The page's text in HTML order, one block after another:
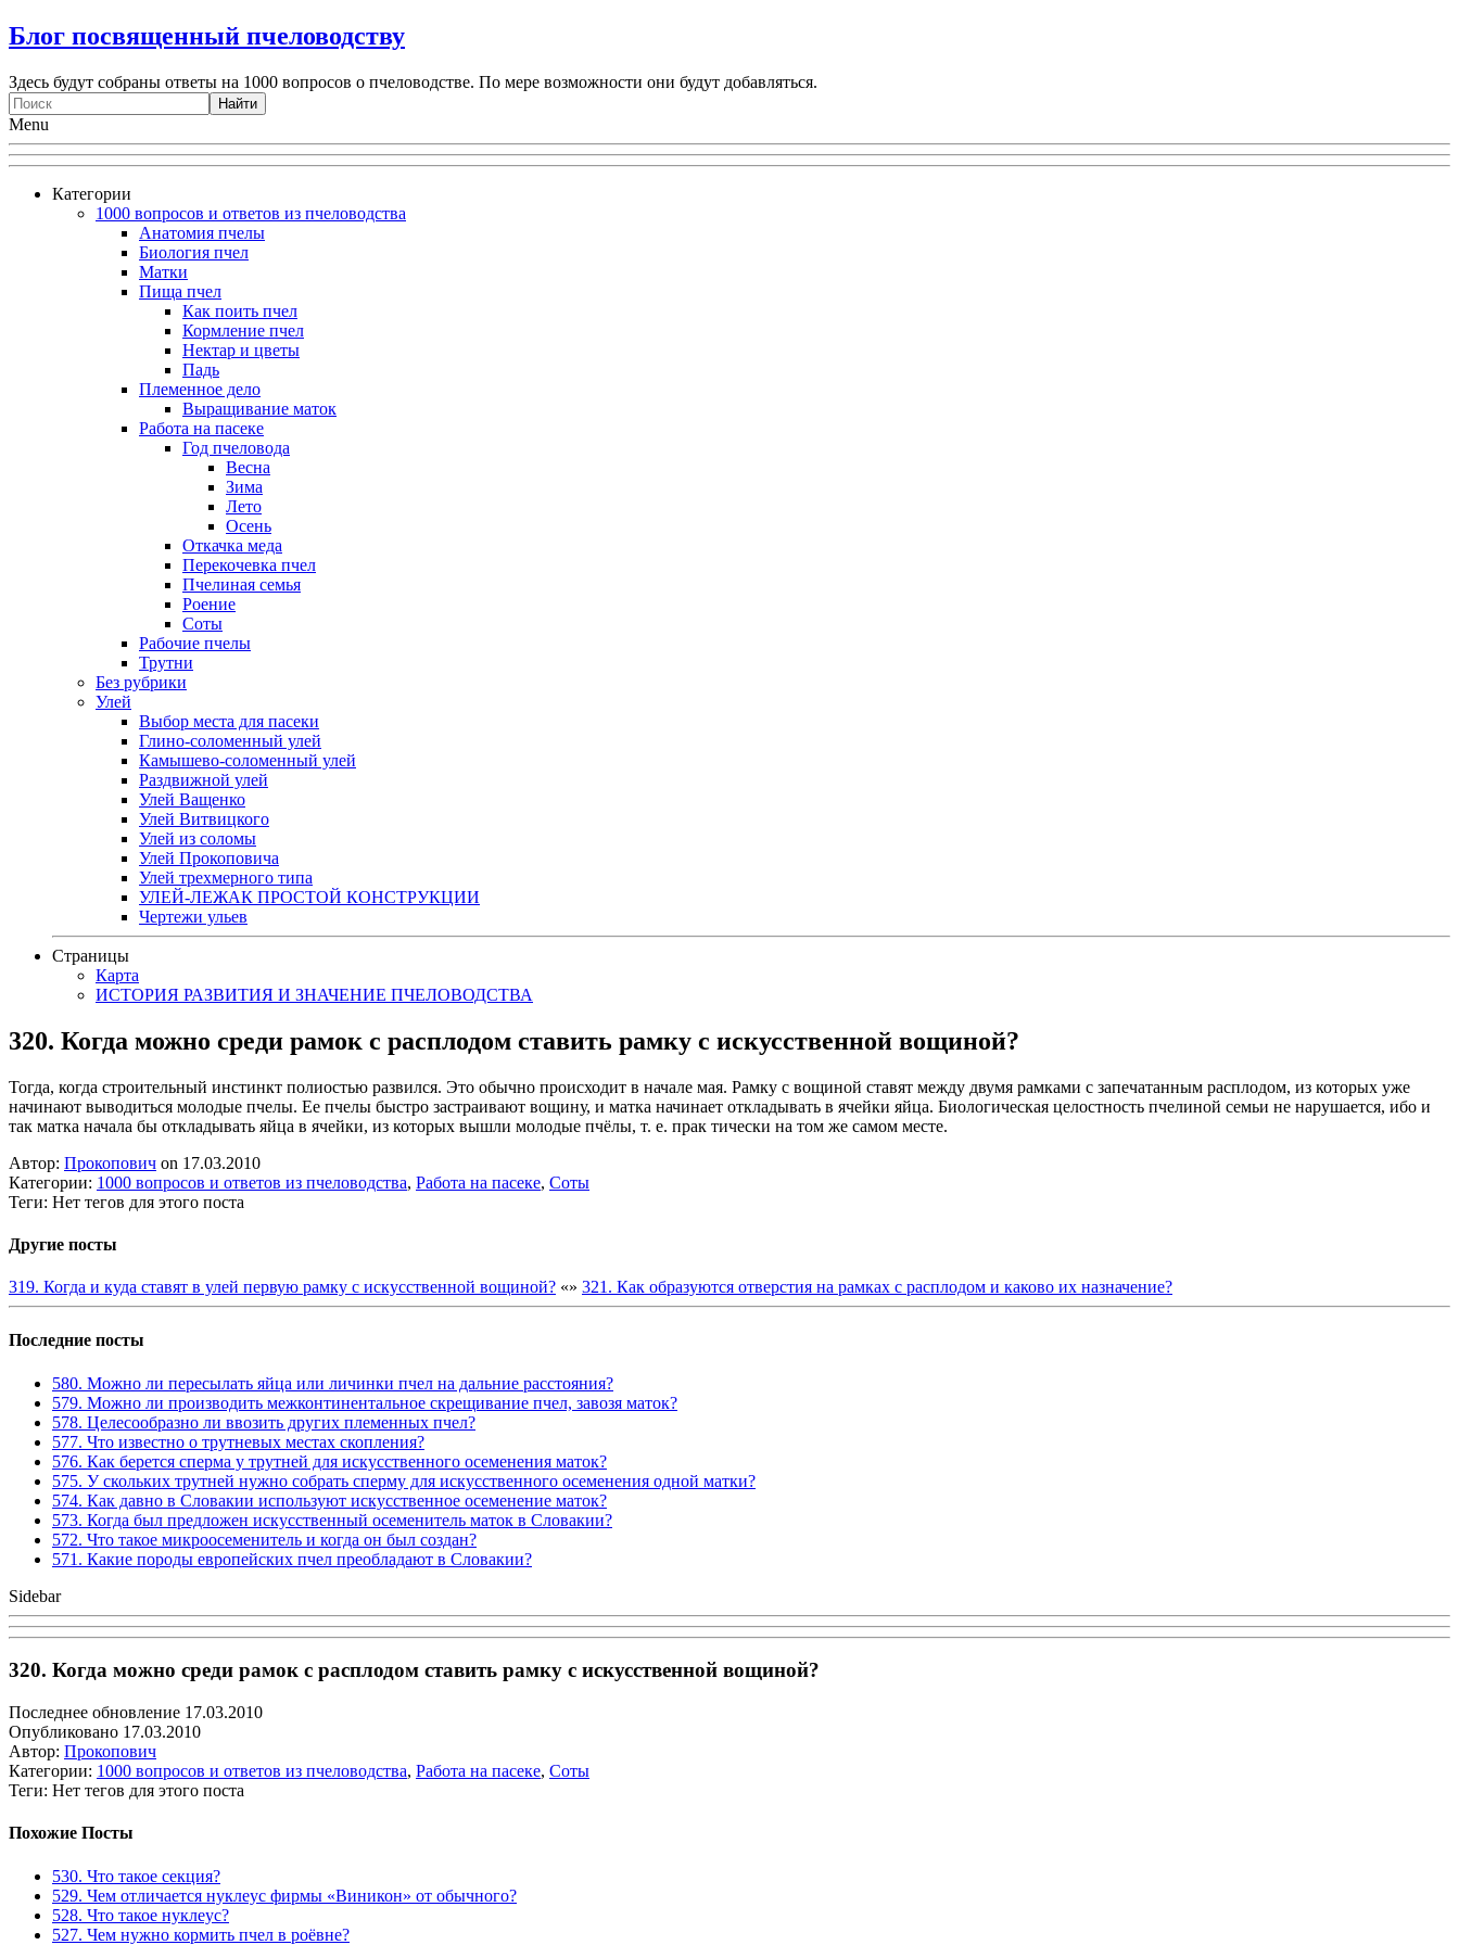
Блог посвященный пчеловодству
Здесь будут собраны ответы на 1000 вопросов о пчеловодстве. По мере возможности они будут добавляться.
Menu
Категории
1000 вопросов и ответов из пчеловодства
Анатомия пчелы
Биология пчел
Матки
Пища пчел
Как поить пчел
Кормление пчел
Нектар и цветы
Падь
Племенное дело
Выращивание маток
Работа на пасеке
Год пчеловода
Весна
Зима
Лето
Осень
Откачка меда
Перекочевка пчел
Пчелиная семья
Роение
Соты
Рабочие пчелы
Трутни
Без рубрики
Улей
Выбор места для пасеки
Глино-соломенный улей
Камышево-соломенный улей
Раздвижной улей
Улей Ващенко
Улей Витвицкого
Улей из соломы
Улей Прокоповича
Улей трехмерного типа
УЛЕЙ-ЛЕЖАК ПРОСТОЙ КОНСТРУКЦИИ
Чертежи ульев
Страницы
Карта
ИСТОРИЯ РАЗВИТИЯ И ЗНАЧЕНИЕ ПЧЕЛОВОДСТВА
320. Когда можно среди рамок с расплодом ставить рамку с искусственной вощиной?
Тогда, когда строительный инстинкт полиостью развился. Это обычно происходит в начале мая. Рамку с вощиной ставят между двумя рамками с запечатанным расплодом, из которых уже
начинают выводиться молодые пчелы. Ее пчелы быстро застраивают вощину, и матка начинает откладывать в ячейки яйца. Биологическая целостность пчелиной семьи не нарушается, ибо и
так матка начала бы откладывать яйца в ячейки, из которых вышли молодые пчёлы, т. е. прак тически на том же самом месте.
Автор: Прокопович on 17.03.2010
Категории: 1000 вопросов и ответов из пчеловодства, Работа на пасеке, Соты
Теги: Нет тегов для этого поста
Другие посты
319. Когда и куда ставят в улей первую рамку с искусственной вощиной? «» 321. Как образуются отверстия на рамках с расплодом и каково их назначение?
Последние посты
580. Можно ли пересылать яйца или личинки пчел на дальние расстояния?
579. Можно ли производить межконтинентальное скрещивание пчел, завозя маток?
578. Целесообразно ли ввозить других племенных пчел?
577. Что известно о трутневых местах скопления?
576. Как берется сперма у трутней для искусственного осеменения маток?
575. У скольких трутней нужно собрать сперму для искусственного осеменения одной матки?
574. Как давно в Словакии используют искусственное осеменение маток?
573. Когда был предложен искусственный осеменитель маток в Словакии?
572. Что такое микроосеменитель и когда он был создан?
571. Какие породы европейских пчел преобладают в Словакии?
Sidebar
320. Когда можно среди рамок с расплодом ставить рамку с искусственной вощиной?
Последнее обновление 17.03.2010
Опубликовано 17.03.2010
Автор: Прокопович
Категории: 1000 вопросов и ответов из пчеловодства, Работа на пасеке, Соты
Теги: Нет тегов для этого поста
Похожие Посты
530. Что такое секция?
529. Чем отличается нуклеус фирмы «Виникон» от обычного?
528. Что такое нуклеус?
527. Чем нужно кормить пчел в роёвне?